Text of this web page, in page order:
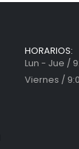
HORARIOS:
Lun - Jue /
Viernes /